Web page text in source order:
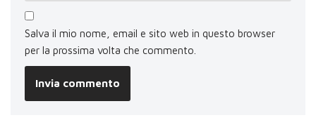
Salva il mio nome, email e sito web in questo browser
per la prossima volta che commento.